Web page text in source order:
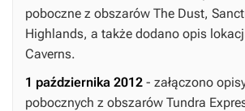
poboczne z obszarów The Dust,
Highlands, a także dodano opis
Caverns.
1 października 2012 - załączono
pobocznych z obszarów Tundra